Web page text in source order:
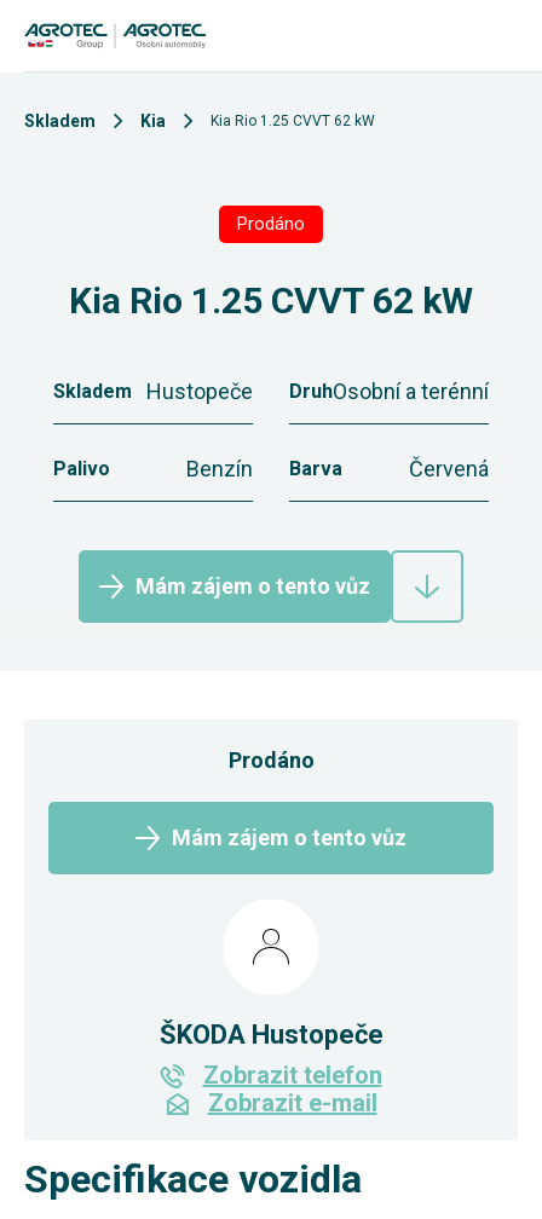
Skladem Kia Kia Rio 1.25 CVVT 62 kW
Prodáno
Kia Rio 1.25 CVVT 62 kW
Skladem Hustopeče DruhOsobní a terénní
Palivo Benzín Barva Červená
Mám zájem o tento vůz
Specifikace vozidla
Prodáno
Mám zájem o tento vůz
ŠKODA Hustopeče
Zobrazit telefon
Zobrazit e-mail